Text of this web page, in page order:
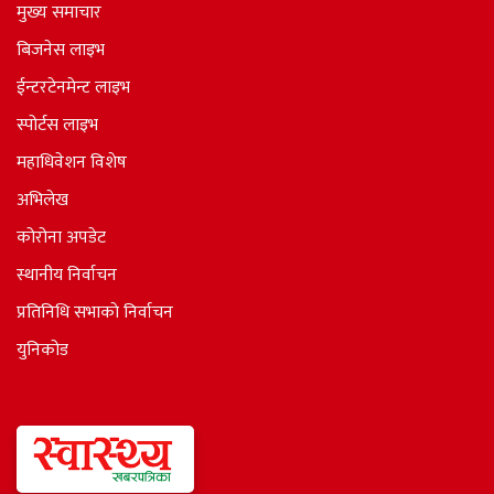
मुख्य समाचार
बिजनेस लाइभ
ईन्टरटेनमेन्ट लाइभ
स्पोर्टस लाइभ
महाधिवेशन विशेष
अभिलेख
कोरोना अपडेट
स्थानीय निर्वाचन
प्रतिनिधि सभाकाे निर्वाचन
युनिकोड